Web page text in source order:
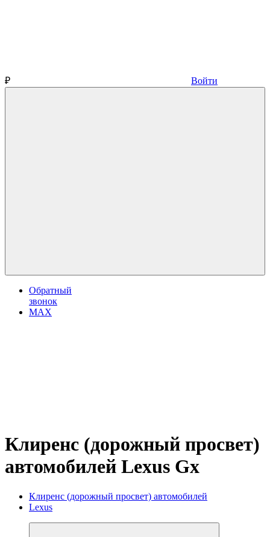
₽ Войти
Обратный
звонок
MAX
Клиренс (дорожный просвет)
автомобилей Lexus Gx
Клиренс (дорожный просвет) автомобилей
Lexus